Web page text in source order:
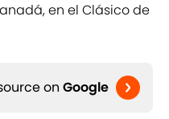
en el Clásico de
on Google